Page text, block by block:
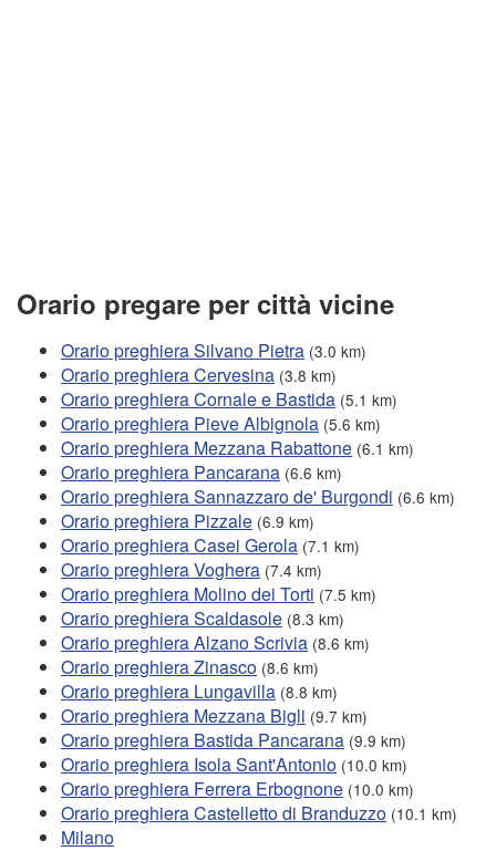
Orario pregare per città vicine
Orario preghiera Silvano Pietra (3.0 km)
Orario preghiera Cervesina (3.8 km)
Orario preghiera Cornale e Bastida (5.1 km)
Orario preghiera Pieve Albignola (5.6 km)
Orario preghiera Mezzana Rabattone (6.1 km)
Orario preghiera Pancarana (6.6 km)
Orario preghiera Sannazzaro de' Burgondi (6.6 km)
Orario preghiera Pizzale (6.9 km)
Orario preghiera Casei Gerola (7.1 km)
Orario preghiera Voghera (7.4 km)
Orario preghiera Molino dei Torti (7.5 km)
Orario preghiera Scaldasole (8.3 km)
Orario preghiera Alzano Scrivia (8.6 km)
Orario preghiera Zinasco (8.6 km)
Orario preghiera Lungavilla (8.8 km)
Orario preghiera Mezzana Bigli (9.7 km)
Orario preghiera Bastida Pancarana (9.9 km)
Orario preghiera Isola Sant'Antonio (10.0 km)
Orario preghiera Ferrera Erbognone (10.0 km)
Orario preghiera Castelletto di Branduzzo (10.1 km)
Milano